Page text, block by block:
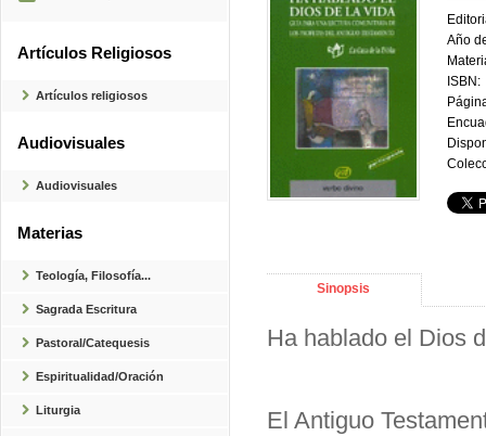
Artículos Religiosos
Artículos religiosos
Audiovisuales
Audiovisuales
Materias
Teología, Filosofía...
Sagrada Escritura
Pastoral/Catequesis
Espiritualidad/Oración
Liturgia
Año
ISBN:
Sinopsis
Ha hablado el Dios
El Antiguo